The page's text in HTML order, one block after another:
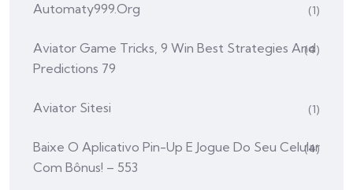
Automaty999.org (1)
Aviator Game Tricks, 9 Win Best Strategies And
Predictions 79
(4)
Aviator Sitesi (1)
Baixe O Aplicativo Pin-Up E Jogue Do Seu Celular
Com Bônus! – 553
(4)